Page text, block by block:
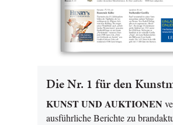
Die Nr. 1 für den
KUNST UND AUKTIONEN
ausführliche Berichte zu